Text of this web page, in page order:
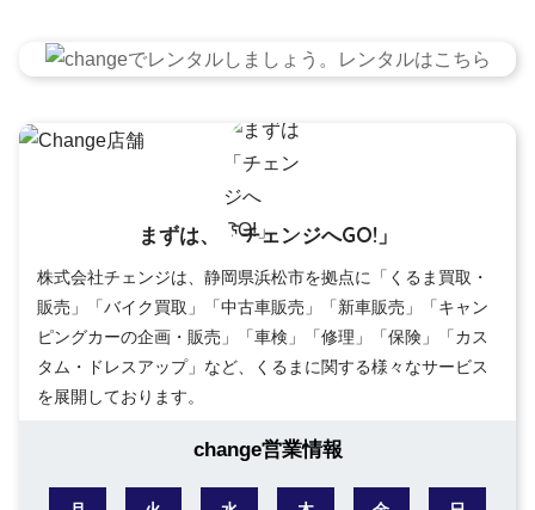
まずは、「チェンジへGO!」
株式会社チェンジは、静岡県浜松市を拠点に「くるま買取・
販売」「バイク買取」「中古車販売」「新車販売」「キャン
ピングカーの企画・販売」「車検」「修理」「保険」「カス
タム・ドレスアップ」など、くるまに関する様々なサービス
を展開しております。
change営業情報